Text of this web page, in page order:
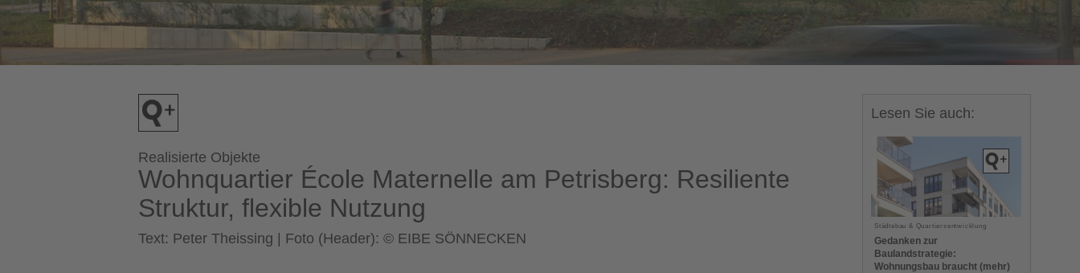
Realisierte Objekte
Wohnquartier École Maternelle am Petrisberg: Resiliente
Struktur, flexible Nutzung
Text: Peter Theissing | Foto (Header): © EIBE SÖNNECKEN
Lesen Sie auch:
Städtebau & Quartiersentwicklung
Gedanken zur
Baulandstrategie:
Wohnungsbau braucht (mehr)